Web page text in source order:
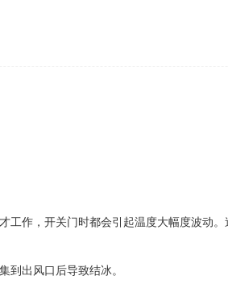
作，开关门时都会引起温度大幅度波动
到出风口后导致结冰。